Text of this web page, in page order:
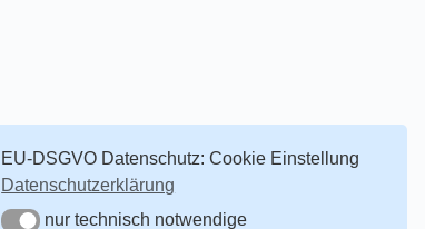
EU-DSGVO Datenschutz: Cookie Einstellung
Datenschutzerklärung
nur technisch notwendige
nur technisch notwendige